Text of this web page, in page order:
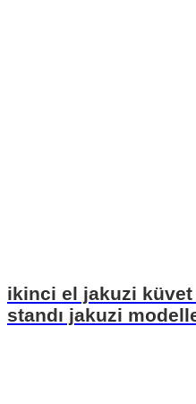
ikinci el jakuzi
standı jakuzi